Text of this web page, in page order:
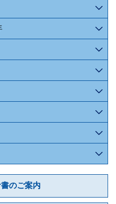
のご案内